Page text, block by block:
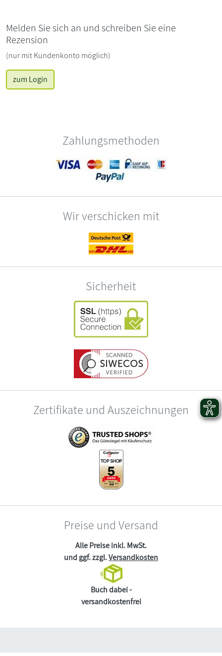
Melden Sie sich an und schreiben Sie eine
Rezension
(nur mit Kundenkonto möglich)
zum Login
Zahlungsmethoden
Wir verschicken mit
Sicherheit
Zertifikate und Auszeichnungen
Preise und Versand
Alle Preise inkl. MwSt.
und ggf. zzgl.Versandkosten
Buch dabei -
versandkostenfrei